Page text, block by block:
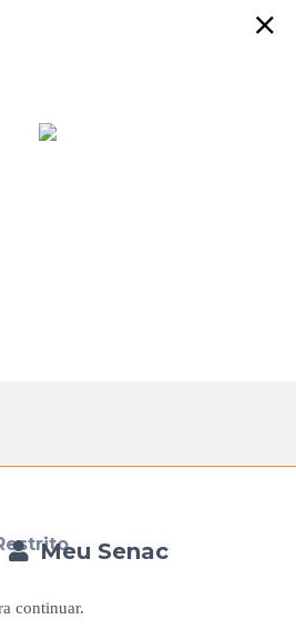
Meu Senac
continuar.